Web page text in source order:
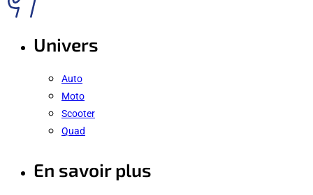
Univers
Auto
Moto
Scooter
Quad
En savoir plus